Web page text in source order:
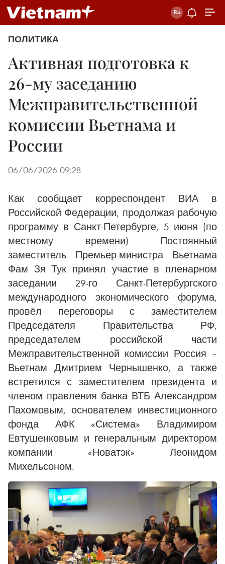
ПОЛИТИКА
Активная подготовка к
26-му заседанию
Межправительственной
комиссии Вьетнама и
России
06/06/2026 09:28
Как сообщает корреспондент ВИА в
Российской Федерации, продолжая рабочую
программу в Санкт-Петербурге, 5 июня (по
местному времени) Постоянный
заместитель Премьер-министра Вьетнама
Фам Зя Тук принял участие в пленарном
заседании 29-го Санкт-Петербургского
международного экономического форума,
провёл переговоры с заместителем
Председателя Правительства РФ,
председателем российской части
Межправительственной комиссии Россия –
Вьетнам Дмитрием Чернышенко, а также
встретился с заместителем президента и
членом правления банка ВТБ Александром
Пахомовым, основателем инвестиционного
фонда АФК «Система» Владимиром
Евтушенковым и генеральным директором
компании «Новатэк» Леонидом
Михельсоном.